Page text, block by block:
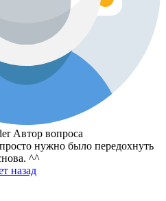
Автор вопроса
нужно было передохнуть
^^
назад